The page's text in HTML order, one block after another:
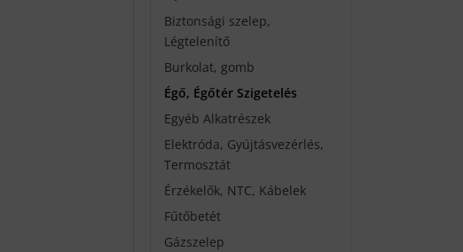
Biztonsági szelep,
Légtelenítő
Burkolat, gomb
Égő, Égőtér Szigetelés
Egyéb Alkatrészek
Elektróda, Gyújtásvezérlés,
Termosztát
Érzékelők, NTC, Kábelek
Fűtőbetét
Gázszelep